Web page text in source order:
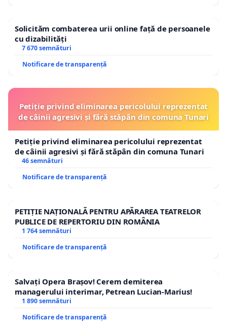
Solicităm combaterea urii online față de persoanele
cu dizabilități
7 670 semnături
Notificare de transparență
Petiție privind eliminarea pericolului reprezentat
de câinii agresivi și fără stăpân din comuna Tunari
Petiție privind eliminarea pericolului reprezentat
de câinii agresivi și fără stăpân din comuna Tunari
46 semnături
Notificare de transparență
PETIȚIE NAȚIONALĂ PENTRU APĂRAREA TEATRELOR
PUBLICE DE REPERTORIU DIN ROMÂNIA
1 764 semnături
Notificare de transparență
Salvați Opera Brașov! Cerem demiterea
managerului interimar, Petrean Lucian-Marius!
1 890 semnături
Notificare de transparență